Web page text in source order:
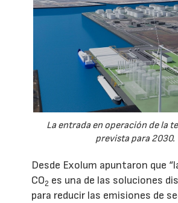
La entrada en operación de la
prevista para 2030.
Desde Exolum apuntaron que
CO2 es una de las soluciones
para reducir las emisiones de